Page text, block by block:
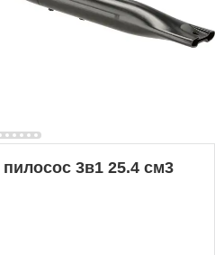
3в1 25.4 см3